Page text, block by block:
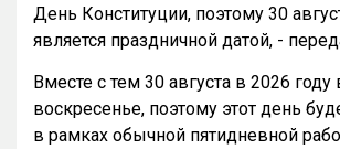
День Конституции, поэтому 30
является праздничной датой, -
Вместе с тем 30 августа в 2026
воскресенье, поэтому этот день
в рамках обычной пятидневной